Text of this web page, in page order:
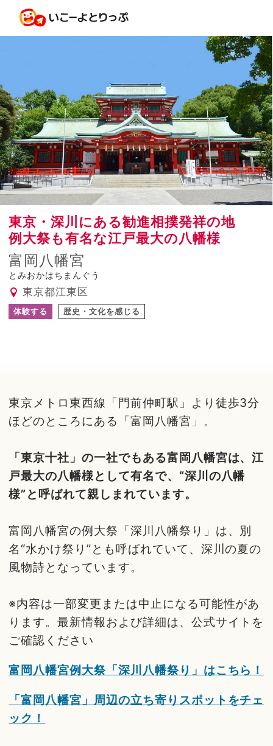
東京・深川にある勧進相撲発祥の地
例大祭も有名な江戸最大の八幡様
富岡八幡宮
とみおかはちまんぐう
東京都江東区
体験する 歴史・文化を感じる
東京メトロ東西線「門前仲町駅」より徒歩3分
ほどのところにある「富岡八幡宮」。
「東京十社」の一社でもある富岡八幡宮は、江
戸最大の八幡様として有名で、“深川の八幡
様”と呼ばれて親しまれています。
富岡八幡宮の例大祭「深川八幡祭り」は、別
名“水かけ祭り”とも呼ばれていて、深川の夏の
風物詩となっています。
※内容は一部変更または中止になる可能性があ
ります。最新情報および詳細は、公式サイトを
ご確認ください
富岡八幡宮例大祭「深川八幡祭り」はこちら！
「富岡八幡宮」周辺の立ち寄りスポットをチェ
ック！